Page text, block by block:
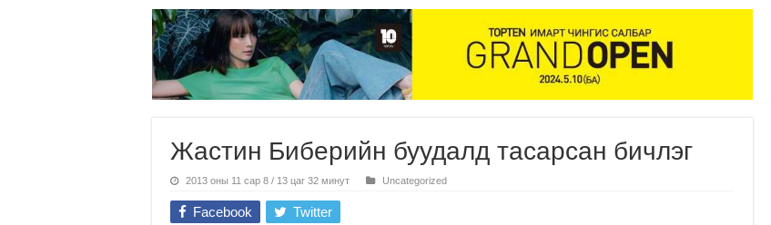
Жастин Биберийн буудалд тасарсан бичлэг
2013 оны 11 сар 8 / 13 цаг 32 минут Uncategorized
Facebook Twitter